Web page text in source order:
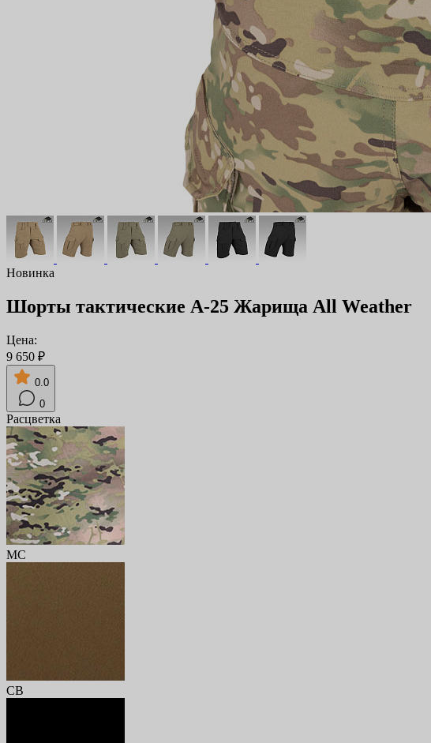
Новинка
Шорты тактические А-25 Жарища All Weather
Цена:
9 650 ₽
0.0
0
Расцветка
MC
CB